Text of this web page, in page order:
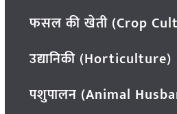
फसल की खेती (Crop
उद्यानिकी (Horticulture)
पशुपालन (Animal